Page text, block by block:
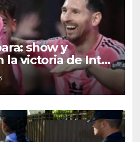
show y
la victoria de Inter